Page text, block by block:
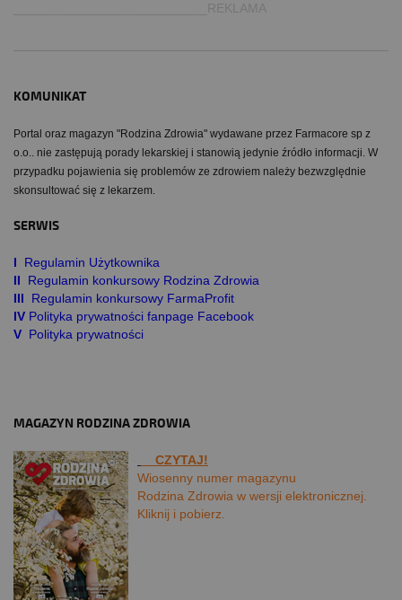
___________________________REKLAMA
KOMUNIKAT
Portal oraz magazyn "Rodzina Zdrowia" wydawane przez Farmacore sp z
o.o.. nie zastępują porady lekarskiej i stanowią jedynie źródło informacji. W
przypadku pojawienia się problemów ze zdrowiem należy bezwzględnie
skonsultować się z lekarzem.
SERWIS
I Regulamin Użytkownika
II
Regulamin konkursowy Rodzina Zdrowia
III
Regulamin konkursowy FarmaProfit
IV Polityka prywatności fanpage Facebook
V Polityka prywatności
MAGAZYN RODZINA ZDROWIA
CZYTAJ!
Wiosenny numer magazynu
Rodzina Zdrowia w wersji elektronicznej.
Kliknij i pobierz.